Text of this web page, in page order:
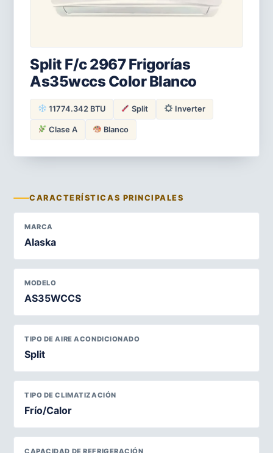
Split F/c 2967 Frigorías
As35wccs Color Blanco
11774.342 BTU Split Inverter
Clase A Blanco
CARACTERÍSTICAS PRINCIPALES
MARCA
Alaska
MODELO
AS35WCCS
TIPO DE AIRE ACONDICIONADO
Split
TIPO DE CLIMATIZACIÓN
Frío/Calor
CAPACIDAD DE REFRIGERACIÓN